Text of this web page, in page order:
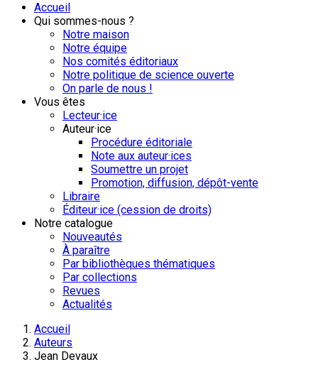
Accueil
Qui sommes-nous ?
Notre maison
Notre équipe
Nos comités éditoriaux
Notre politique de science ouverte
On parle de nous !
Vous êtes
Lecteur·ice
Auteur·ice
Procédure éditoriale
Note aux auteur·ices
Soumettre un projet
Promotion, diffusion, dépôt-vente
Libraire
Éditeur·ice (cession de droits)
Notre catalogue
Nouveautés
À paraître
Par bibliothèques thématiques
Par collections
Revues
Actualités
Accueil
Auteurs
Jean Devaux